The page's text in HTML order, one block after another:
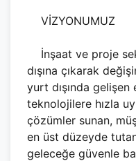
VİZYONUMUZ
İnşaat ve proje
dışına çıkarak
yurt dışında
teknolojilere hızla
çözümler sunan,
en üst düzeyde
geleceğe güvenle